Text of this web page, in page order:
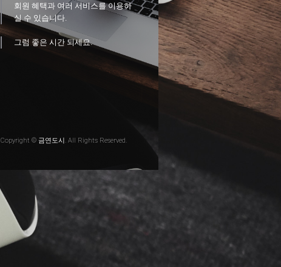
회원 혜택과 여러 서비스를 이용하
실 수 있습니다.
그럼 좋은 시간 되세요.
Copyright © 금연도시. All Rights Reserved.